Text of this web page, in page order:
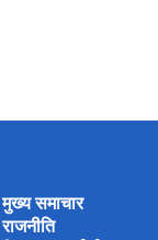
मुख्य समाचार
राजनीति